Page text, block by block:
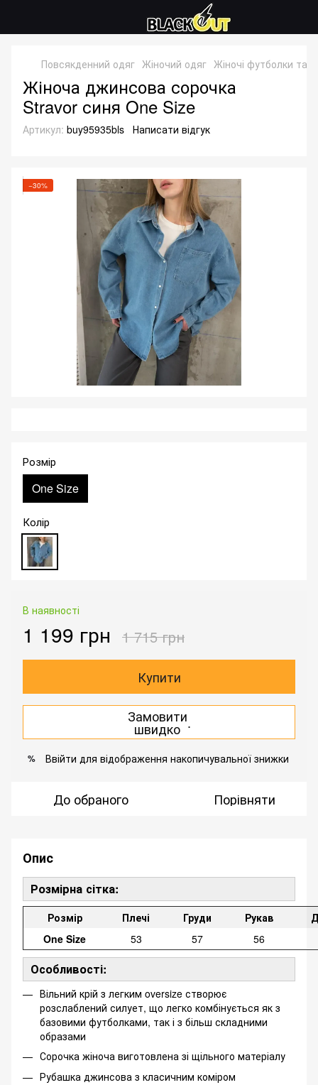
Повсякденний одяг Жіночий одяг Жіночі футболки та
Жіноча джинсова сорочка
Stravor синя One Size
Артикул: buy95935bls Написати відгук
−30%
Розмір
One Size
Колір
В наявності
1 199 грн 1 715 грн
Купити
Замовити
швидко .
% Ввійти для відображення накопичувальної знижки
До обраного Порівняти
Опис
Розмірна сітка:
Розмір Плечі Груди Рукав
One Size
53 57 56
Особливості:
Вільний крій з легким oversize створює
розслаблений силует, що легко комбінується як з
базовими футболками, так і з більш складними
образами
Сорочка жіноча виготовлена зі щільного матеріалу
Рубашка джинсова з класичним коміром